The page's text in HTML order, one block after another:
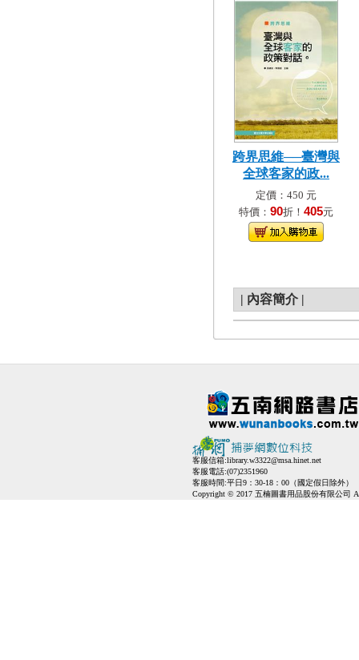
跨界思維──臺灣與
全球客家的政...
定價：450 元
特價： 90折！ 405元
| 內容簡介 |
客服信箱:library.w3322@msa.hinet.net
客服電話:(07)2351960
客服時間:平日9：30-18：00（國定假日除外）
Copyright © 2017 五楠圖書用品股份有限公司